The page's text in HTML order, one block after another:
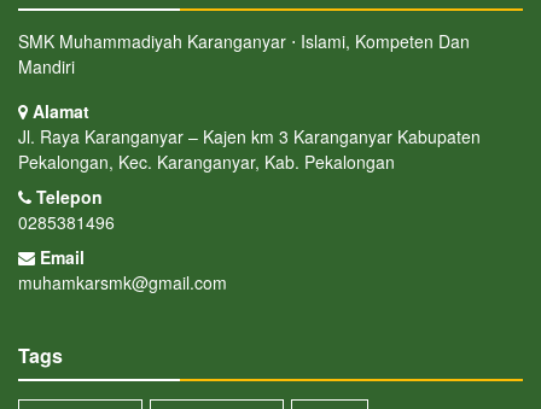
SMK Muhammadiyah Karanganyar ⋅ Islami, Kompeten Dan
Mandiri
Alamat
Jl. Raya Karanganyar – Kajen km 3 Karanganyar Kabupaten
Pekalongan, Kec. Karanganyar, Kab. Pekalongan
Telepon
0285381496
Email
muhamkarsmk@gmail.com
Tags